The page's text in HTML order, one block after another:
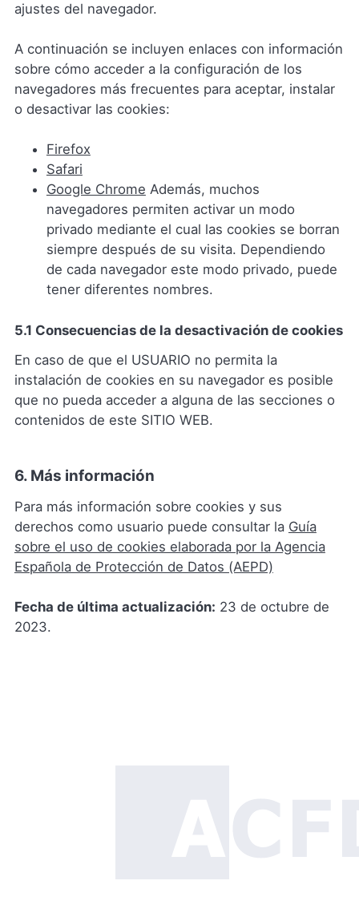
ajustes del navegador.
A continuación se incluyen enlaces con información
sobre cómo acceder a la configuración de los
navegadores más frecuentes para aceptar, instalar
o desactivar las cookies:
Firefox
Safari
Google Chrome Además, muchos
navegadores permiten activar un modo
privado mediante el cual las cookies se borran
siempre después de su visita. Dependiendo
de cada navegador este modo privado, puede
tener diferentes nombres.
5.1 Consecuencias de la desactivación de cookies
En caso de que el USUARIO no permita la
instalación de cookies en su navegador es posible
que no pueda acceder a alguna de las secciones o
contenidos de este SITIO WEB.
6. Más información
Para más información sobre cookies y sus
derechos como usuario puede consultar la Guía
sobre el uso de cookies elaborada por la Agencia
Española de Protección de Datos (AEPD)
Fecha de última actualización: 23 de octubre de
2023.